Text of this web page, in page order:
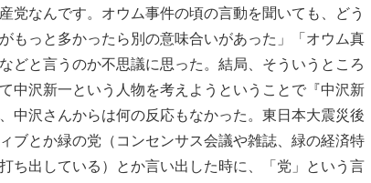
党なんです。オウム事件の頃の言動を聞いても、どう
もっと多かったら別の意味合いがあった」「オウム真
どと言うのか不思議に思った。結局、そういうところ
中沢新一という人物を考えようということで『中沢新
中沢さんからは何の反応もなかった。東日本大震災後
ブとか緑の党（コンセンサス会議や雑誌、緑の経済特
ち出している）とか言い出した時に、「党」という言